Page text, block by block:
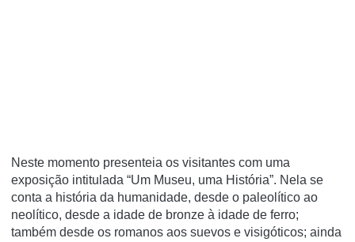
Neste momento presenteia os visitantes com uma
exposição intitulada “Um Museu, uma História”. Nela se
conta a história da humanidade, desde o paleolítico ao
neolítico, desde a idade de bronze à idade de ferro;
também desde os romanos aos suevos e visigóticos; ainda